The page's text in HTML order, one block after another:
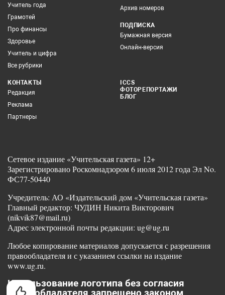
Учитель года
Грамотей
Про финансы
Здоровье
Учитель и цифра
Все рубрики
Архив номеров
ПОДПИСКА
Бумажная версия
Онлайн-версия
КОНТАКТЫ
Редакция
Реклама
Партнеры
ICCS
ФОТОРЕПОРТАЖИ
БЛОГ
Сетевое издание «Учительская газета» 12+
Зарегистрировано Роскомнадзором 6 июля 2012 года Эл No.
ФС77-50440
Учредитель: АО «Издательский дом «Учительская газета»
Главный редактор: ЧУДИН Никита Викторович
(nikvik87@mail.ru)
Адрес электронной почты редакции: ug@ug.ru
Любое копирование материалов допускается с разрешения
правообладателя и с указанием ссылки на издание
www.ug.ru.
Использование логотипа без согласия
правообладателя запрещено законом